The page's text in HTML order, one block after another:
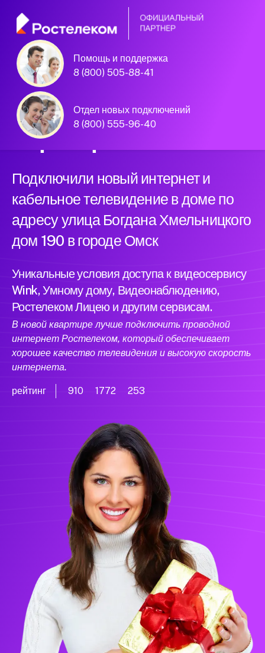
Помощь и поддержка
8 (800) 505-88-41
Отдел новых подключений
8 (800) 555-96-40
Омск, улица Богдана Хмельницкого
дом 190
Официальный
партнер Ростелеком
Подключили новый интернет и
кабельное телевидение в доме по
адресу улица Богдана Хмельницкого
дом 190 в городе Омск
Уникальные условия доступа к видеосервису
Wink, Умному дому, Видеонаблюдению,
Ростелеком Лицею и другим сервисам.
В новой квартире лучше подключить проводной
интернет Ростелеком, который обеспечивает
хорошее качество телевидения и высокую скорость
интернета.
рейтинг 910 1772 253